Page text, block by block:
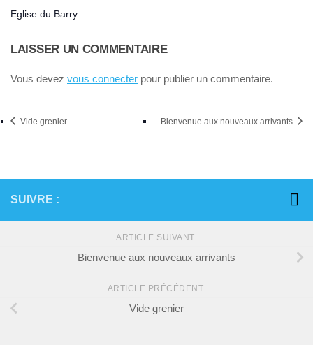
Eglise du Barry
LAISSER UN COMMENTAIRE
Vous devez vous connecter pour publier un commentaire.
Vide grenier Bienvenue aux nouveaux arrivants
SUIVRE :
ARTICLE SUIVANT
Bienvenue aux nouveaux arrivants
ARTICLE PRÉCÉDENT
Vide grenier